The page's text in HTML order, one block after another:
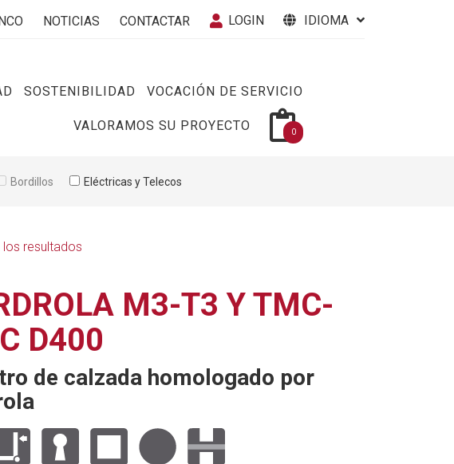
NOTICIAS CONTACTAR LOGIN IDIOMA
SOSTENIBILIDAD VOCACIÓN DE SERVICIO
VALORAMOS SU PROYECTO 0
Bordillos Eléctricas y Telecos
los resultados
M3-T3 Y TMC-
D400
de calzada homologado por